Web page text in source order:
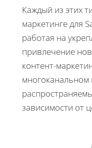
Каждый из этих
маркетинге для
работая на
привлечение
контент-
многоканальном
зависимости от